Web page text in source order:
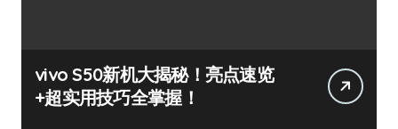
vivo S50新机大揭秘！亮点速览
+超实用技巧全掌握！